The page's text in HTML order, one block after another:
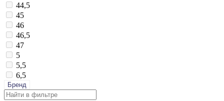
44,5
45
46
46,5
47
5
5,5
6,5
Бренд